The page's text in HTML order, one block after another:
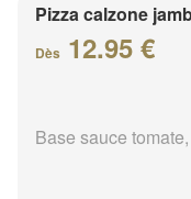
Pizza calzone
Dès 12.95 €
Base sauce